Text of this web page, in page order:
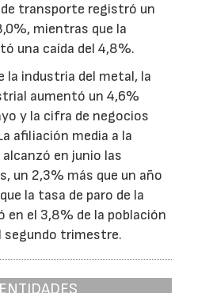
transporte registró un
mientras que la
una caída del 4,8%.
la industria del metal, la
aumentó un 4,6%
y la cifra de negocios
afiliación media a la
en junio las
un 2,3% más que un año
la tasa de paro de la
en el 3,8% de la población
segundo trimestre.